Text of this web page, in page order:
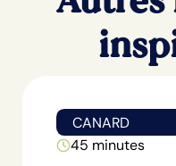
CANARD
45 minutes